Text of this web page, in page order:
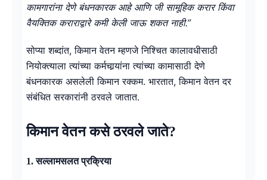
कामगारांना देणे बंधनकारक आहे आणि जी सामूहिक करार किंवा
वैयक्तिक कराराद्वारे कमी केली जाऊ शकत नाही.”
सोप्या शब्दांत, किमान वेतन म्हणजे निश्चित कालावधीसाठी
नियोक्त्याला त्यांच्या कर्मचार्‍यांना त्यांच्या कामासाठी देणे
बंधनकारक असलेली किमान रक्कम. भारतात, किमान वेतन दर
संबंधित सरकारांनी ठरवले जातात.
किमान वेतन कसे ठरवले जाते?
1.सल्लामसलत प्रक्रिया